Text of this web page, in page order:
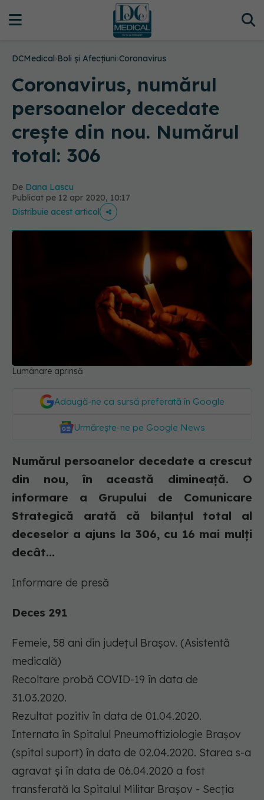
DCMedical›Boli și Afecțiuni›Coronavirus
Coronavirus, numărul
persoanelor decedate
crește din nou. Numărul
total: 306
De Dana Lascu
Publicat pe 12 apr 2020, 10:17
Distribuie acest articol
Lumânare aprinsă
Adaugă-ne ca sursă preferată în Google
Urmărește-ne pe Google News
Numărul persoanelor decedate a crescut
din nou, în această dimineață. O
informare a Grupului de Comunicare
Strategică arată că bilanțul total al
deceselor a ajuns la 306, cu 16 mai mulți
decât...
Informare de presă
Deces 291
Femeie, 58 ani din județul Brașov. (Asistentă
medicală)
Recoltare probă COVID-19 în data de
31.03.2020.
Rezultat pozitiv în data de 01.04.2020.
Internata în Spitalul Pneumoftiziologie Brașov
(spital suport) în data de 02.04.2020. Starea s-a
agravat și în data de 06.04.2020 a fost
transferată la Spitalul Militar Brașov - Secția